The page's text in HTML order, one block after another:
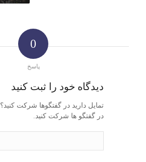
0
پاسخ
دیدگاه خود را ثبت کنید
تمایل دارید در گفتگوها شرکت کنید؟
در گفتگو ها شرکت کنید.